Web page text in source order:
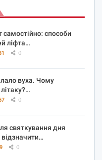
самостійно: способи
ліфта…
0
вуха. Чому
0
святкування дня
0